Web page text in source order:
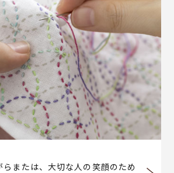
らまたは、大切な人の笑顔のため